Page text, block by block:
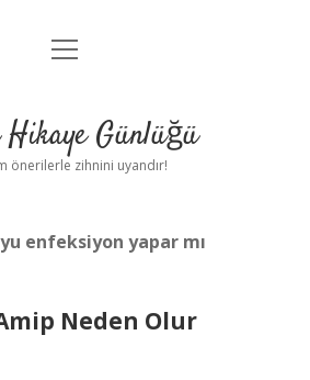
Anasayfa
Yasal Uyarı
menüyü
Hikaye Günlüğü
önerilerle zihnini uyandır!
enfeksiyon yapar mı
Neden Olur